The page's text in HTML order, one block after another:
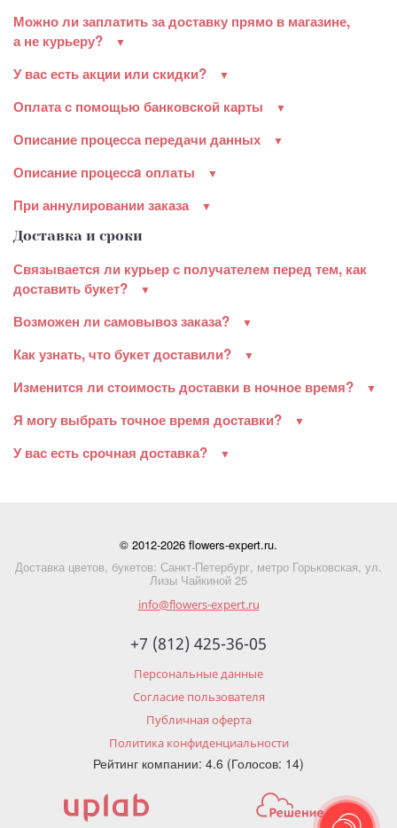
Можно ли заплатить за доставку прямо в магазине,
а не курьеру?
У вас есть акции или скидки?
Оплата с помощью банковской карты
Описание процесса передачи данных
Описание процессa оплаты
При аннулировании заказа
Доставка и сроки
Связывается ли курьер с получателем перед тем, как
доставить букет?
Возможен ли самовывоз заказа?
Как узнать, что букет доставили?
Изменится ли стоимость доставки в ночное время?
Я могу выбрать точное время доставки?
У вас есть срочная доставка?
© 2012-2026 flowers-expert.ru.
Доставка цветов, букетов: Санкт-Петербург, метро Горьковская, ул.
Лизы Чайкиной 25
info@flowers-expert.ru
+7 (812) 425-36-05
Персональные данные
Согласие пользователя
Публичная оферта
Политика конфиденциальности
Рейтинг компании: 4.6 (Голосов: 14)